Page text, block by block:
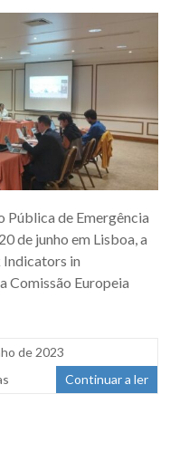
Pública de Emergência
de junho em Lisboa, a
in
Comissão Europeia
de 2023
Continuar a ler